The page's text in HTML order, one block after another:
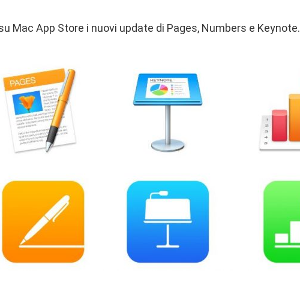
Mac App Store i nuovi update di Pages, Numbers e Keynote.